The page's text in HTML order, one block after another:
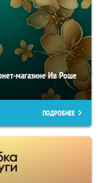
магазине Ив Роше
ПОДРОБНЕЕ